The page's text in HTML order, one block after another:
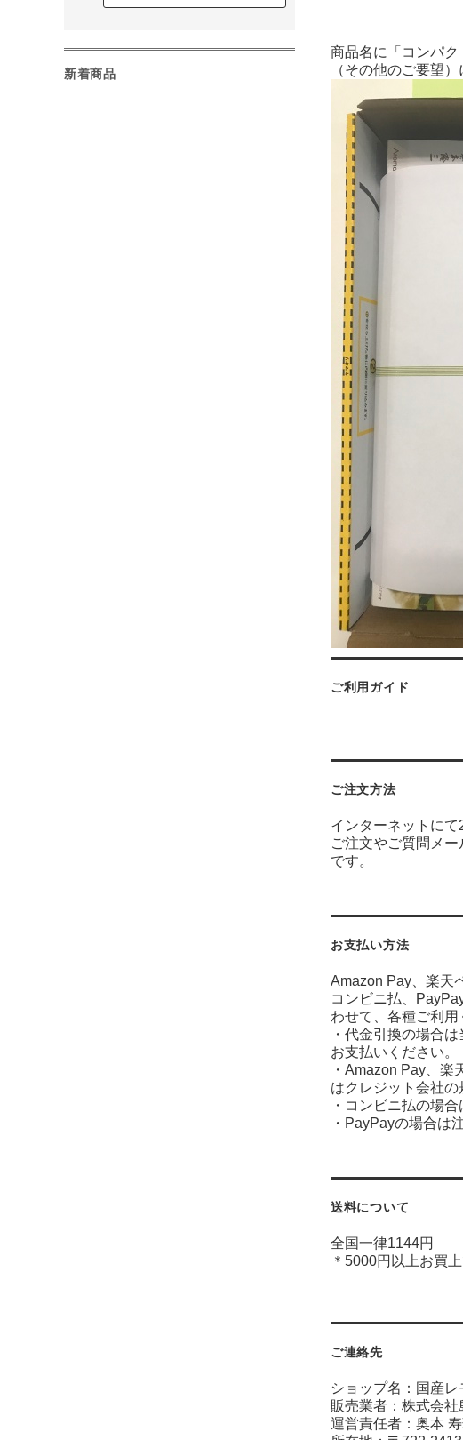
商品名に「コンパ
（その他のご要望
ご利用ガイド
ご注文方法
インターネットにて
ご注文やご質問メ
です。
お支払い方法
Amazon Pay、楽天
コンビニ払、
わせて、各種ご利用
・代金引換の場合
お支払いください。
・Amazon Pay、楽
はクレジット会社の
・コンビニ払の場
・PayPayの場合は
送料について
全国一律1144円
＊5000円以上お買
ご連絡先
ショップ名：国産
販売業者：株式会社
運営責任者：奥本
新着商品